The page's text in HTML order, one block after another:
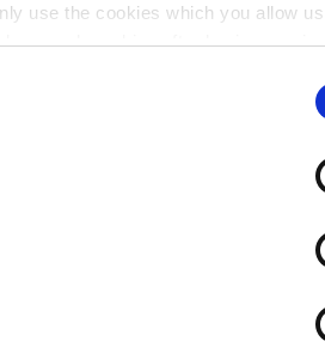
use the cookies which you allow
such cookies after having
. If you would like to know more